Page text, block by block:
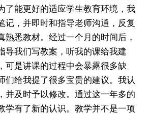
了能更好的适应学生教育环境，我
记，并即时和指导老师沟通，反复
熟悉教材。经过一个月的时间后，
导我们写教案，听我的课给我建
可是讲课的过程中会暴露很多缺
们给我提了很多宝贵的建议。我认
并及时予以修改。通过这一年多的
学有了新的认识。教学并不是一项